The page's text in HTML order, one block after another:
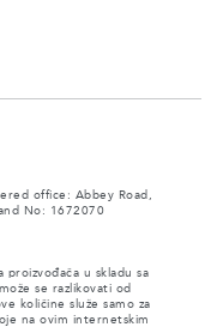
office: Abbey Road,
No: 1672070
proizvođača u skladu sa
se razlikovati od
količine služe samo za
na ovim internetskim